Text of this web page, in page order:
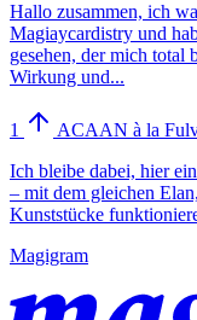
Hallo zusammen, ich
Magiaycardistry und
gesehen, der mich total
Wirkung und...
1
ACAAN à la
Ich bleibe dabei, hier
– mit dem gleichen
Kunststücke
Magigram